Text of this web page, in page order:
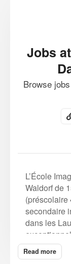
Jobs
Browse
L’École
Waldorf de
(préscolaire
secondaire
dans les
David est
nature
Read more